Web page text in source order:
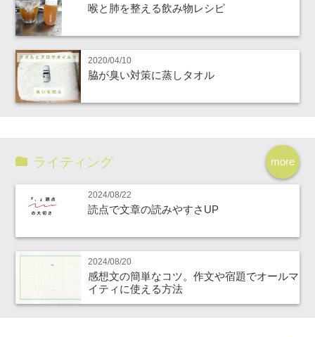
喉と肺を整える飲み物レシピ
2020/04/10
脇が臭い対策に蒸しタオル
more
ライティング
2024/08/22
読点で文章の読みやすさUP
2024/08/20
感想文の簡単なコツ。作文や宿題でオールマ
イティに使える方法